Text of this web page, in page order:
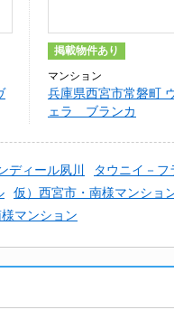
掲載物件あり
マンション
兵庫県西宮市常磐町
ェラ ブランカ
ディール夙川 タウニイ－フ
仮）西宮市・南様マンショ
マンション